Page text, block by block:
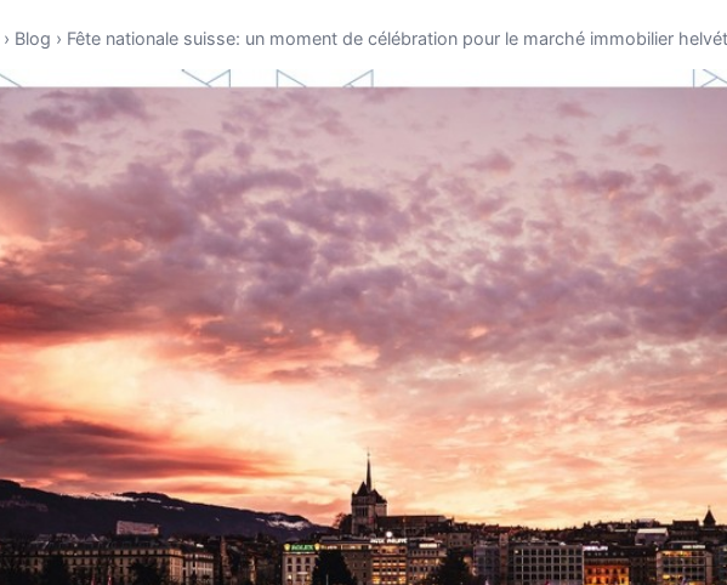
› Blog › Fête nationale suisse: un moment de célébration pour le marché immobilier